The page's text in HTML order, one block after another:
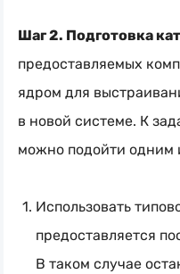
Шаг 2. Подготовка
предоставляемых
ядром для
в новой системе. К
можно подойти одним
Использовать
предоставляется
В таком случае